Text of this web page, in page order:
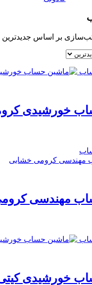
بر اساس جدیدترین
خورشیدی
مهندسی
خورشیدی